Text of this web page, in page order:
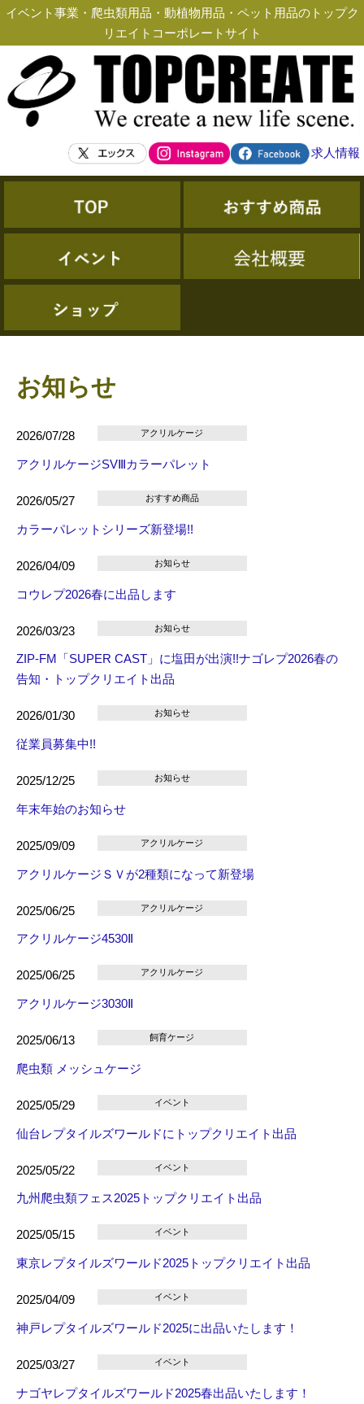
イベント事業・爬虫類用品・動植物用品・ペット用品のトップク
リエイトコーポレートサイト
求人情報
お知らせ
2026/07/28 アクリルケージ
アクリルケージSVⅢカラーパレット
2026/05/27 おすすめ商品
カラーパレットシリーズ新登場!!
2026/04/09 お知らせ
コウレプ2026春に出品します
2026/03/23 お知らせ
ZIP-FM「SUPER CAST」に塩田が出演!!ナゴレプ2026春の
告知・トップクリエイト出品
2026/01/30 お知らせ
従業員募集中!!
2025/12/25 お知らせ
年末年始のお知らせ
2025/09/09 アクリルケージ
アクリルケージＳＶが2種類になって新登場
2025/06/25 アクリルケージ
アクリルケージ4530Ⅱ
2025/06/25 アクリルケージ
アクリルケージ3030Ⅱ
2025/06/13 飼育ケージ
爬虫類 メッシュケージ
2025/05/29 イベント
仙台レプタイルズワールドにトップクリエイト出品
2025/05/22 イベント
九州爬虫類フェス2025トップクリエイト出品
2025/05/15 イベント
東京レプタイルズワールド2025トップクリエイト出品
2025/04/09 イベント
神戸レプタイルズワールド2025に出品いたします！
2025/03/27 イベント
ナゴヤレプタイルズワールド2025春出品いたします！